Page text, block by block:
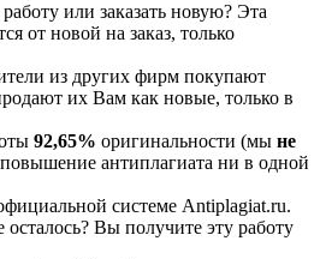
или заказать новую? Эта
от новой на заказ, только
из других фирм покупают
их Вам как новые, только в
92,65% оригинальности (мы не
повышение антиплагиата ни в одной
системе Аntiplagiat.ru.
Вы получите эту работу